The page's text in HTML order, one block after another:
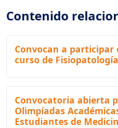
Contenido
Convocan a
curso de Fisiopatología
Convocatoria abierta
Olimpíadas
Estudiantes de